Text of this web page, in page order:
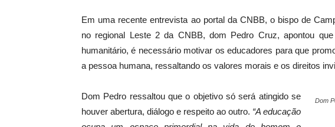
Em uma recente entrevista ao portal da CNBB, o bispo de
no regional Leste 2 da CNBB, dom Pedro Cruz, apontou
humanitário, é necessário motivar os educadores para que
a pessoa humana, ressaltando os valores morais e os direitos
Dom
Dom Pedro ressaltou que o objetivo só será atingido se
houver abertura, diálogo e respeito ao outro. “A educação